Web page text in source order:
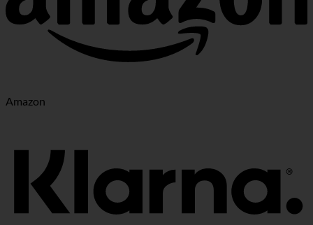
Amazon